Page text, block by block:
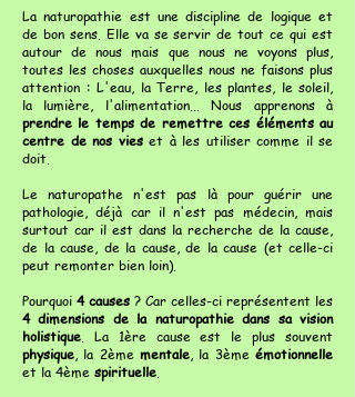
La naturopathie est une discipline de logique et
de bon sens. Elle va se servir de tout ce qui est
autour de nous mais que nous ne voyons plus,
toutes les choses auxquelles nous ne faisons plus
attention : L'eau, la Terre, les plantes, le soleil,
la lumière, l'alimentation... Nous apprenons à
prendre le temps de remettre ces éléments au
centre de nos vieset à les utiliser comme il se
doit.
Le naturopathe n'est pas là pour guérir une
pathologie, déjà car il n'est pas médecin, mais
surtout car il est dans la recherche de la cause,
de la cause, de la cause, de la cause (et celle-ci
peut remonter bien loin).
Pourquoi 4 causes ? Car celles-ci représentent les
4 dimensions de la naturopathie dans sa vision
holistique . La 1ère cause est le plus souvent
physique, la 2ème mentale, la 3ème émotionnelle
et la 4ème spirituelle